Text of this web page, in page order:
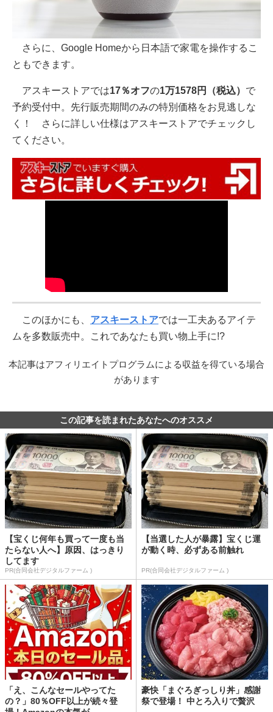
さらに、Google Homeから日本語で家電を操作するこ
ともできます。
アスキーストアでは17％オフの1万1578円（税込） で
予約受付中。先行販売期間のみの特別価格をお見逃しな
く！ さらに詳しい仕様はアスキーストアでチェックし
てください。
このほかにも、 アスキーストアでは一工夫あるアイテ
ムを多数販売中。これであなたも買い物上手に!?
本記事はアフィリエイトプログラムによる収益を得ている場合
があります
この記事を読まれたあなたへのオススメ
【宝くじ何年も買って一度も当
たらない人へ】原因、はっきり
してます
PR(合同会社デジタルファーム )
【当選した人が暴露】宝くじ運
が動く時、必ずある前触れ
PR(合同会社デジタルファーム )
「え、こんなセールやってた
の？」80％OFF以上が続々登
豪快「まぐろぎっしり丼」感謝
祭で登場！ 中とろ入りで贅沢